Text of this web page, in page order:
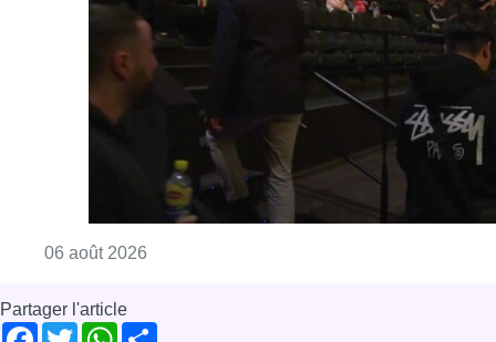
06 août 2026
Partager l'article
Facebook
TwitterWhatsApp